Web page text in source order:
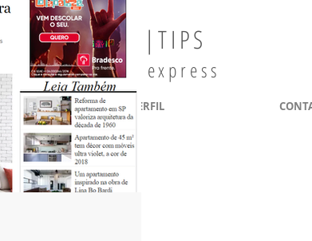
ARQ|TIPS
decor express
PERFIL